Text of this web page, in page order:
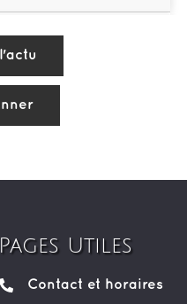
Pages Utiles
Contact et horaires